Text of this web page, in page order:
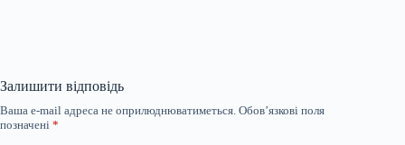
Залишити відповідь
Ваша e-mail адреса не оприлюднюватиметься. Обов’язкові поля
позначені *